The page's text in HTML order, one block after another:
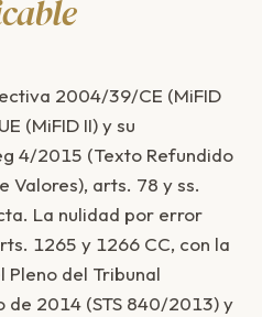
2004/39/CE (MiFID
(MiFID II) y su
4/2015 (Texto Refundido
Valores), arts. 78 y ss.
La nulidad por error
1265 y 1266 CC, con la
del Tribunal
de 2014 (STS 840/2013) y